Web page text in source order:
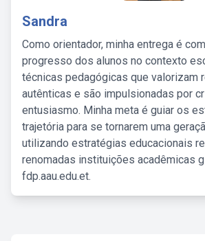
Sandra
Como orientador, minha entrega é
progresso dos alunos no contexto
técnicas pedagógicas que valorizam
autênticas e são impulsionadas por
entusiasmo. Minha meta é guiar os
trajetória para se tornarem uma
utilizando estratégias educacionais
renomadas instituições acadêmicas
fdp.aau.edu.et.